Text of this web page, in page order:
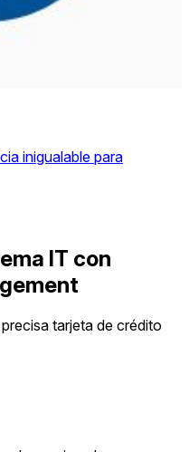
inigualable para
IT con
tarjeta de crédito